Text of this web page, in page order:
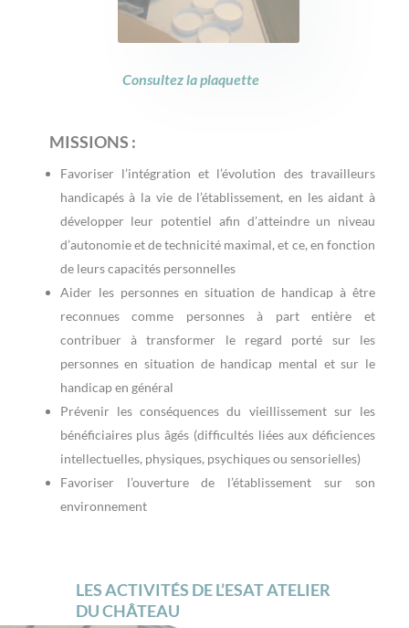
Consultez la plaquette
MISSIONS :
Favoriser l’intégration et l’évolution des travailleurs
handicapés à la vie de l’établissement, en les aidant à
développer leur potentiel afin d’atteindre un niveau
d’autonomie et de technicité maximal, et ce, en fonction
de leurs capacités personnelles
Aider les personnes en situation de handicap à être
reconnues comme personnes à part entière et
contribuer à transformer le regard porté sur les
personnes en situation de handicap mental et sur le
handicap en général
Prévenir les conséquences du vieillissement sur les
bénéficiaires plus âgés (difficultés liées aux déficiences
intellectuelles, physiques, psychiques ou sensorielles)
Favoriser l’ouverture de l’établissement sur son
environnement
LES ACTIVITÉS DE L’ESAT ATELIER
DU CHÂTEAU